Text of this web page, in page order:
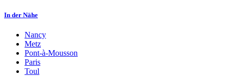
In der Nähe
Nancy
Metz
Pont-à-Mousson
Paris
Toul